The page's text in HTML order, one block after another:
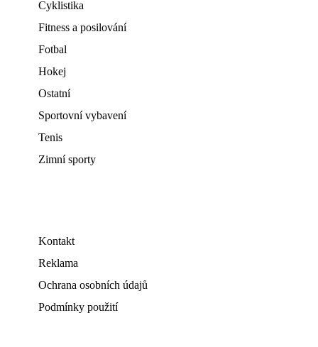
Cyklistika
Fitness a posilování
Fotbal
Hokej
Ostatní
Sportovní vybavení
Tenis
Zimní sporty
Kontakt
Reklama
Ochrana osobních údajů
Podmínky použití